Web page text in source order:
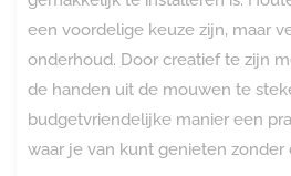
een voordelige keuze zijn, maar
onderhoud. Door creatief te zijn
de handen uit de mouwen te
budgetvriendelijke manier een
waar je van kunt genieten zonder